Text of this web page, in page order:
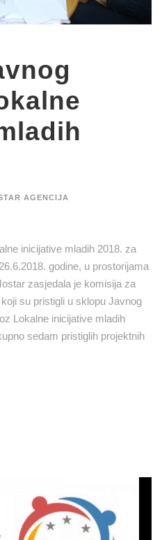
AGENCIJA
inicijative mladih 2018. za
godine, u prostorijama
zasjedala je komisija za
su pristigli u sklopu Javnog
Lokalne inicijative mladih
sedam pristiglih projektnih